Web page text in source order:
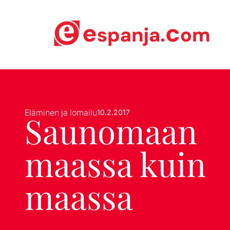
Eläminen ja lomailu10.2.2017
Saunomaan
maassa kuin
maassa